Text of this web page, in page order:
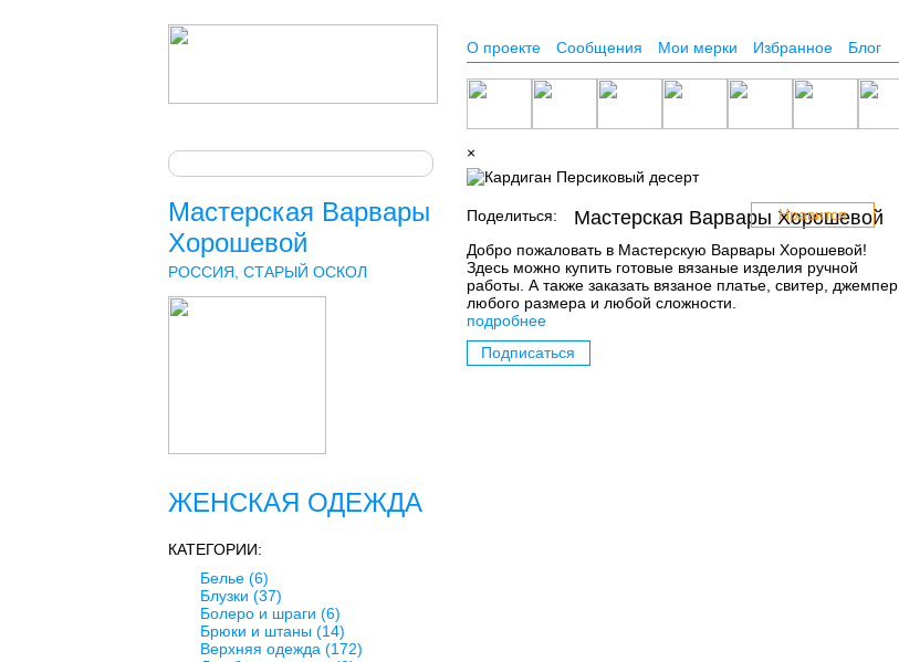
О проекте Сообщения Мои мерки Избранное Блог
Мастерская Варвары
Хорошевой
РОССИЯ, СТАРЫЙ ОСКОЛ
ЖЕНСКАЯ ОДЕЖДА
КАТЕГОРИИ:
Белье(6)
Блузки (37)
Болеро и шраги (6)
Брюки и штаны(14)
Верхняя одежда (172)
×
Поделиться: Нравится
Мастерская Варвары Хорошевой
Добро пожаловать в Мастерскую Варвары Хорошевой!
Здесь можно купить готовые вязаные изделия ручной
работы. А также заказать вязаное платье, свитер, джемпер
любого размера и любой сложности.
подробнее
Подписаться